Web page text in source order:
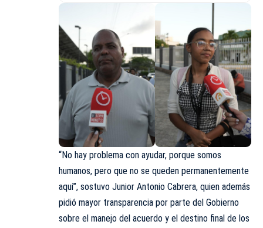
“No hay problema con ayudar, porque somos
humanos, pero que no se queden permanentemente
aquí”, sostuvo Junior Antonio Cabrera, quien además
pidió mayor transparencia por parte del Gobierno
sobre el manejo del acuerdo y el destino final de los